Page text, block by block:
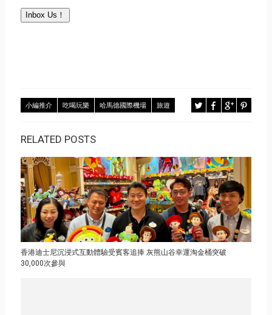
Inbox Us！
小編推介 吃喝玩樂 哈馬德國際機場 旅遊
RELATED POSTS
香港迪士尼沉浸式互動體驗受賓客追捧 灰熊山谷幸運淘金桶突破
30,000次參與